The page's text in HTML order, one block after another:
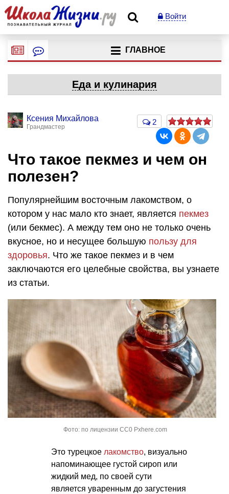
Войти
ГЛАВНОЕ
Еда и кулинария
Ксения Михайлова
Грандмастер
2
Что такое пекмез и чем он
полезен?
Популярнейшим восточным лакомством, о
котором у нас мало кто знает, является пекмез
(или бекмес). А между тем оно не только очень
вкусное, но и несущее большую пользу для
здоровья. Что же такое пекмез и в чем
заключаются его целебные свойства, вы узнаете
из статьи.
Фото: по лицензии CC0 Pxhere.com
Это турецкое лакомство, визуально
напоминающее густой сироп или
жидкий мед, по своей сути
является уваренным до загустения